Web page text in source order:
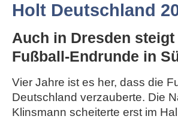
Holt Deutschland
Auch in Dresden
Fußball-Endrunde in
Vier Jahre ist es her, dass die
Deutschland verzauberte. Die
Klinsmann scheiterte erst im